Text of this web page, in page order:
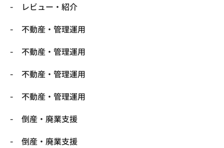
レビュー・紹介
不動産・管理運用
不動産・管理運用
不動産・管理運用
不動産・管理運用
倒産・廃業支援
倒産・廃業支援